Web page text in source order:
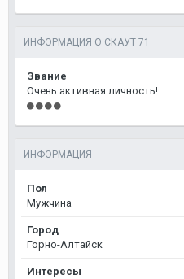
ИНФОРМАЦИЯ О СКАУТ 71
Звание
Очень активная личность!
ИНФОРМАЦИЯ
Пол
Мужчина
Город
Горно-Алтайск
Интересы